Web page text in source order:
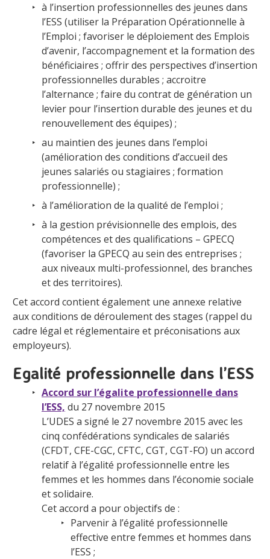
à l’insertion professionnelles des jeunes dans
l’ESS (utiliser la Préparation Opérationnelle à
l’Emploi ; favoriser le déploiement des Emplois
d’avenir, l’accompagnement et la formation des
bénéficiaires ; offrir des perspectives d’insertion
professionnelles durables ; accroitre
l’alternance ; faire du contrat de génération un
levier pour l’insertion durable des jeunes et du
renouvellement des équipes) ;
au maintien des jeunes dans l’emploi
(amélioration des conditions d’accueil des
jeunes salariés ou stagiaires ; formation
professionnelle) ;
à l’amélioration de la qualité de l’emploi ;
à la gestion prévisionnelle des emplois, des
compétences et des qualifications – GPECQ
(favoriser la GPECQ au sein des entreprises ;
aux niveaux multi-professionnel, des branches
et des territoires).
Cet accord contient également une annexe relative
aux conditions de déroulement des stages (rappel du
cadre légal et réglementaire et préconisations aux
employeurs).
Egalité professionnelle dans l’ESS
Accord sur l’égalite professionnelle dans
l’ESS, du 27 novembre 2015
L’UDES a signé le 27 novembre 2015 avec les
cinq confédérations syndicales de salariés
(CFDT, CFE-CGC, CFTC, CGT, CGT-FO) un accord
relatif à l’égalité professionnelle entre les
femmes et les hommes dans l’économie sociale
et solidaire.
Cet accord a pour objectifs de :
Parvenir à l’égalité professionnelle
effective entre femmes et hommes dans
l’ESS ;